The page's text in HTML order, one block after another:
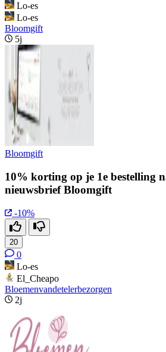
Lo-es
Lo-es
Bloomgift
5j
Bloomgift
10% korting op je 1e bestelling
nieuwsbrief Bloomgift
-10%
20
0
Lo-es
El_Cheapo
Bloemenvandetelerbezorgen
2j